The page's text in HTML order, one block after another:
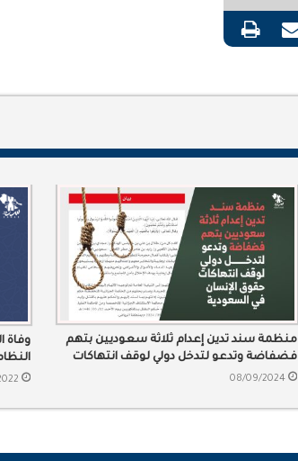
مشاركة عبر البريد طباعة
منظمة سند تدين إعدام ثلاثة سعوديين بتهم
فضفاضة وتدعو لتدخل دولي لوقف انتهاكات
حقوق الإنسان في السعودية
08/09/2024
وفاة